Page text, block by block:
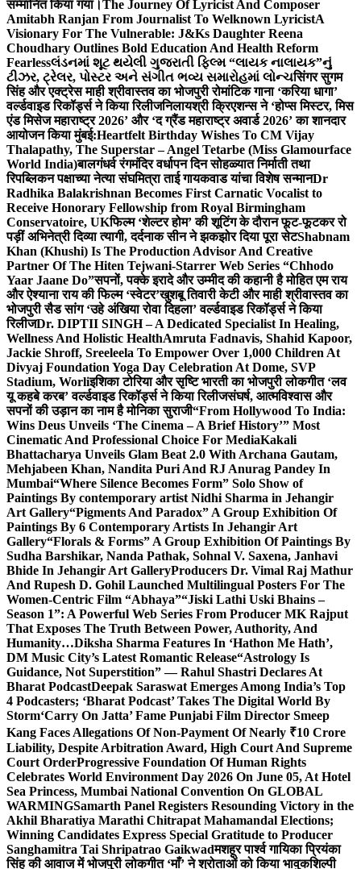
सम्मानित किया गया।The Journey Of Lyricist And Composer
Amitabh Ranjan From Journalist To Welknown LyricistA
Visionary For The Vulnerable: J&Ks Daughter Reena
Choudhary Outlines Bold Education And Health Reform
Fearlessલંડનમાં શૂટ થયેલી ગુજરાતી ફિલ્મ “લાયક નાલાયક”નું
ટીઝર, ટ્રેલર, પોસ્ટર અને સંગીત ભવ્ય સમારોહમાં લોન્ચसिंगर सुगम
सिंह और एक्ट्रेस माही श्रीवास्तव का भोजपुरी रोमांटिक गाना ‘करिया धागा’
वर्ल्डवाइड रिकॉर्ड्स ने किया रिलीजनिलायश्री क्रिएशन्स ने ‘होप्स मिस्टर, मिस
एंड मिसेज महाराष्ट्र 2026’ और ‘द ग्रैंड महाराष्ट्र अवार्ड 2026’ का शानदार
आयोजन किया मुंबई:Heartfelt Birthday Wishes To CM Vijay
Thalapathy, The Superstar – Angel Tetarbe (Miss Glamourface
World India)बालगंधर्व रंगमंदिर वर्धापन दिन सोहळ्यात निर्माती तथा
रिपब्लिकन पक्षाच्या नेत्या संघमित्रा ताई गायकवाड यांचा विशेष सन्मानDr
Radhika Balakrishnan Becomes First Carnatic Vocalist to
Receive Honorary Fellowship from Royal Birmingham
Conservatoire, UKफिल्म ‘शेल्टर होम’ की शूटिंग के दौरान फूट-फूटकर रो
पड़ीं अभिनेत्री दिव्या त्यागी, दर्दनाक सीन ने झकझोर दिया पूरा सेटShabnam
Khan (Khushi) Is The Production Advisor And Creative
Partner Of The Hiten Tejwani-Starrer Web Series “Chhodo
Yaar Jaane Do”सपनों, पक्के इरादे और उम्मीद की कहानी है मोहित एम राय
और ऐश्याना राय की फिल्म ‘स्वेटर’खुशबू तिवारी केटी और माही श्रीवास्तव का
भोजपुरी सैड सांग ‘उहे अंखिया रोवा दिहला’ वर्ल्डवाइड रिकॉर्ड्स ने किया
रिलीजDr. DIPTII SINGH – A Dedicated Specialist In Healing,
Wellness And Holistic HealthAmruta Fadnavis, Shahid Kapoor,
Jackie Shroff, Sreeleela To Empower Over 1,000 Children At
Divyaj Foundation Yoga Day Celebration At Dome, SVP
Stadium, Worliइशिका टोरिया और सृष्टि भारती का भोजपुरी लोकगीत ‘लव
यू कहबे करब’ वर्ल्डवाइड रिकॉर्ड्स ने किया रिलीजसंघर्ष, आत्मविश्वास और
सपनों की उड़ान का नाम है मोनिका सुराजी“From Hollywood To India:
Wins Deus Unveils ‘The Cinema – A Brief History’” Most
Cinematic And Professional Choice For MediaKakali
Bhattacharya Unveils Glam Beat 2.0 With Archana Gautam,
Mehjabeen Khan, Nandita Puri And RJ Anurag Pandey In
Mumbai“Where Silence Becomes Form” Solo Show of
Paintings By contemporary artist Nidhi Sharma in Jehangir
Art Gallery“Pigments And Paradox” A Group Exhibition Of
Paintings By 6 Contemporary Artists In Jehangir Art
Gallery“Florals & Forms” A Group Exhibition Of Paintings By
Sudha Barshikar, Nanda Pathak, Sohnal V. Saxena, Janhavi
Bhide In Jehangir Art GalleryProducers Dr. Vimal Raj Mathur
And Rupesh D. Gohil Launched Multilingual Posters For The
Women-Centric Film “Abhaya”“Jiski Lathi Uski Bhains –
Season 1”: A Powerful Web Series From Producer MK Rajput
That Exposes The Truth Between Power, Authority, And
Humanity…Diksha Sharma Features In ‘Hathon Me Hath’,
DM Music City’s Latest Romantic Release“Astrology Is
Guidance, Not Superstition” — Rahul Shastri Declares At
Bharat PodcastDeepak Saraswat Emerges Among India’s Top
4 Podcasters; ‘Bharat Podcast’ Takes The Digital World By
Storm‘Carry On Jatta’ Fame Punjabi Film Director Smeep
Kang Faces Allegations Of Non-Payment Of Nearly ₹10 Crore
Liability, Despite Arbitration Award, High Court And Supreme
Court OrderProgressive Foundation Of Human Rights
Celebrates World Environment Day 2026 On June 05, At Hotel
Sea Princess, Mumbai National Convention On GLOBAL
WARMINGSamarth Panel Registers Resounding Victory in the
Akhil Bharatiya Marathi Chitrapat Mahamandal Elections;
Winning Candidates Express Special Gratitude to Producer
Sanghamitra Tai Shripatrao Gaikwadमशहूर पार्श्व गायिका प्रियंका
सिंह की आवाज में भोजपुरी लोकगीत ‘माँ’ ने श्रोताओं को किया भावुकशिल्पी